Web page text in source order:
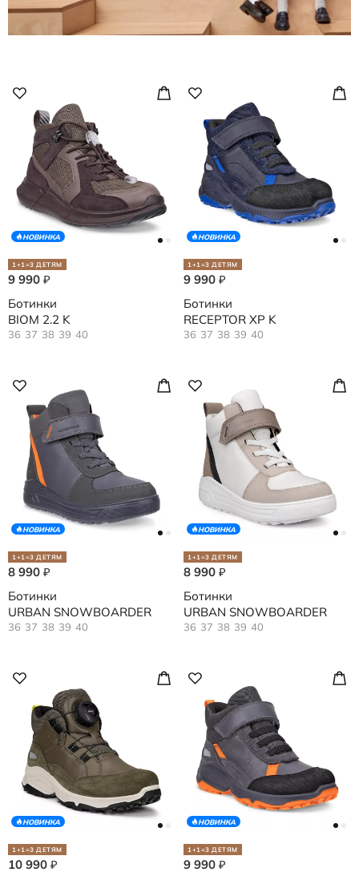
НОВИНКА
1+1=3 ДЕТЯМ
9 990 ₽
Ботинки
BIOM 2.2 K
36 37 38 39 40
НОВИНКА
1+1=3 ДЕТЯМ
9 990 ₽
Ботинки
RECEPTOR XP K
36 37 38 39 40
НОВИНКА
1+1=3 ДЕТЯМ
8 990 ₽
Ботинки
URBAN SNOWBOARDER
36 37 38 39 40
НОВИНКА
1+1=3 ДЕТЯМ
8 990 ₽
Ботинки
URBAN SNOWBOARDER
36 37 38 39 40
НОВИНКА
1+1=3 ДЕТЯМ
10 990 ₽
НОВИНКА
1+1=3 ДЕТЯМ
9 990 ₽